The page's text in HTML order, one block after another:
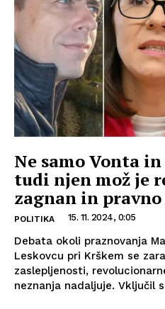
Ne samo Vonta
tudi njen mož je
zagnan in
POLITIKA 15. 11. 2024, 0:05
Debata okoli praznovanja
Leskovcu pri Krškem se
zaslepljenosti,
neznanja nadaljuje. Vključil